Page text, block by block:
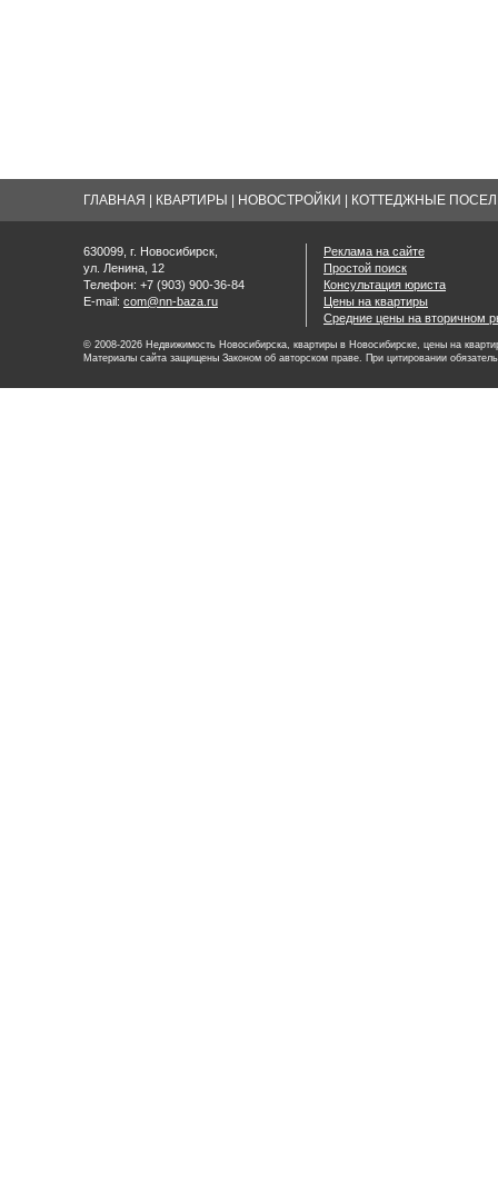
ГЛАВНАЯ КВАРТИРЫ НОВОСТРОЙКИ КОТТЕДЖНЫЕ
630099, г. Новосибирск,
ул. Ленина, 12
Телефон: +7 (903) 900-36-84
E-mail: com@nn-baza.ru
Реклама на сайте
Простой поиск
Консультация юриста
Цены на квартиры
Средние цены на вторичном
© 2008-2026 Недвижимость Новосибирска, квартиры в Новосибирске, цены на
Материалы сайта защищены Законом об авторском праве. При цитировании